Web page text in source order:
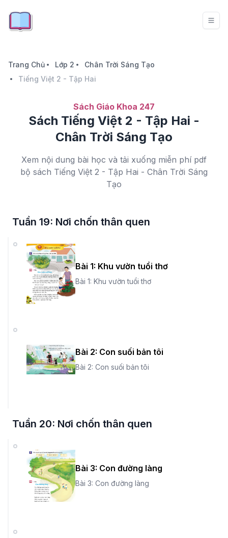
Trang Chủ Lớp 2
Chân Trời Sáng Tạo
Tiếng Việt 2 - Tập Hai
Sách Giáo Khoa 247
Sách Tiếng Việt 2 - Tập Hai -
Chân Trời Sáng Tạo
Xem nội dung bài học và tải xuống miễn phí pdf
bộ sách Tiếng Việt 2 - Tập Hai - Chân Trời Sáng
Tạo
Tuần 19: Nơi chốn thân quen
Bài 1: Khu vườn tuổi thơ
Bài 1: Khu vườn tuổi thơ
Bài 2: Con suối bản tôi
Bài 2: Con suối bản tôi
Tuần 20: Nơi chốn thân quen
Bài 3: Con đường làng
Bài 3: Con đường làng